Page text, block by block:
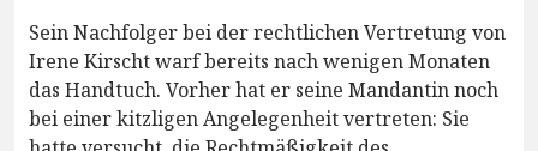
Sein Nachfolger bei der rechtlichen Vertretung von
Irene Kirscht warf bereits nach wenigen Monaten
das Handtuch. Vorher hat er seine Mandantin noch
bei einer kitzligen Angelegenheit vertreten: Sie